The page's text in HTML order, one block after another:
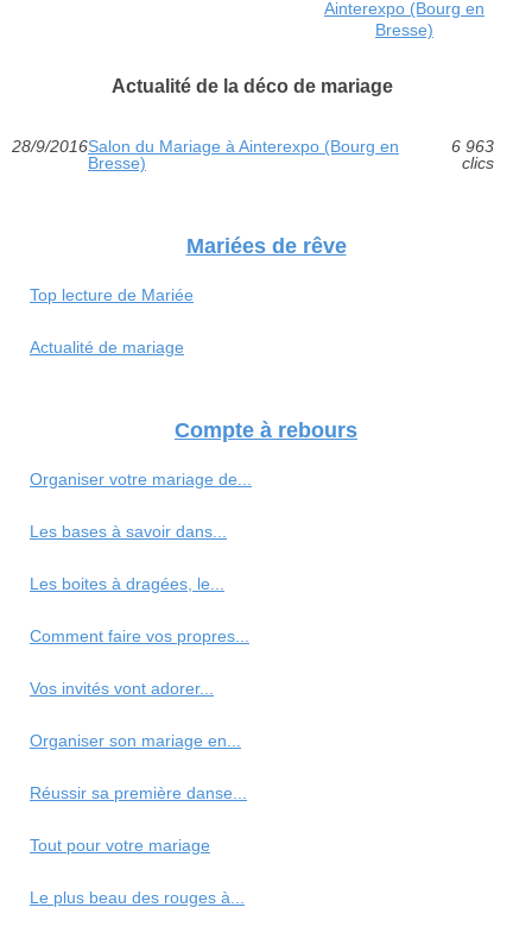
Ainterexpo (Bourg en
Bresse)
Actualité de la déco de mariage
28/9/2016Salon du Mariage à Ainterexpo (Bourg en
Bresse)
6 963
clics
Mariées de rêve
Top lecture de Mariée
Actualité de mariage
Compte à rebours
Organiser votre mariage de...
Les bases à savoir dans...
Les boites à dragées, le...
Comment faire vos propres...
Vos invités vont adorer...
Organiser son mariage en...
Réussir sa première danse...
Tout pour votre mariage
Le plus beau des rouges à...